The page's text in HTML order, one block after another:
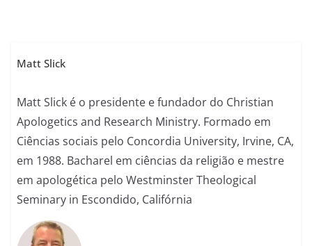
Matt Slick
Matt Slick é o presidente e fundador do Christian
Apologetics and Research Ministry. Formado em
Ciências sociais pelo Concordia University, Irvine, CA,
em 1988. Bacharel em ciências da religião e mestre
em apologética pelo Westminster Theological
Seminary in Escondido, Califórnia